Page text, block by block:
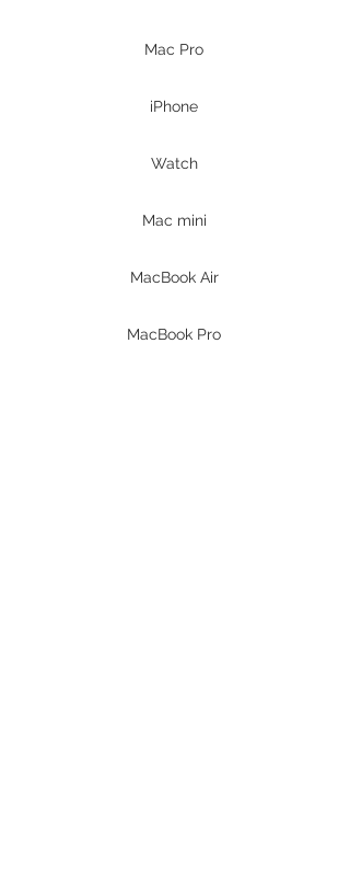
Mac Pro
iPhone
Watch
Mac mini
MacBook Air
MacBook Pro